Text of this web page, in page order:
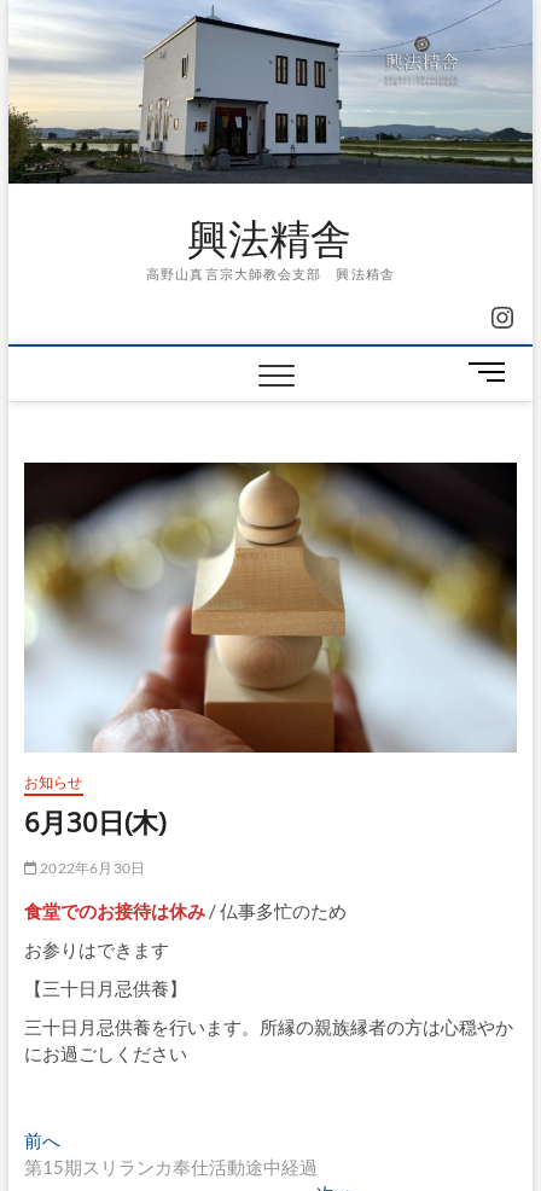
content
興法精舎
高野山真言宗大師教会支部 興法精舎
メ
ニ
お知らせ
6月30日(木)
2022年6月30日
食堂でのお接待は休み/ 仏事多忙のため
お参りはできます
【三十日月忌供養】
三十日月忌供養を行います。所縁の親族縁者の方は心穏やか
にお過ごしください
投
前へ
去
第15期スリランカ奉仕活動途中経過